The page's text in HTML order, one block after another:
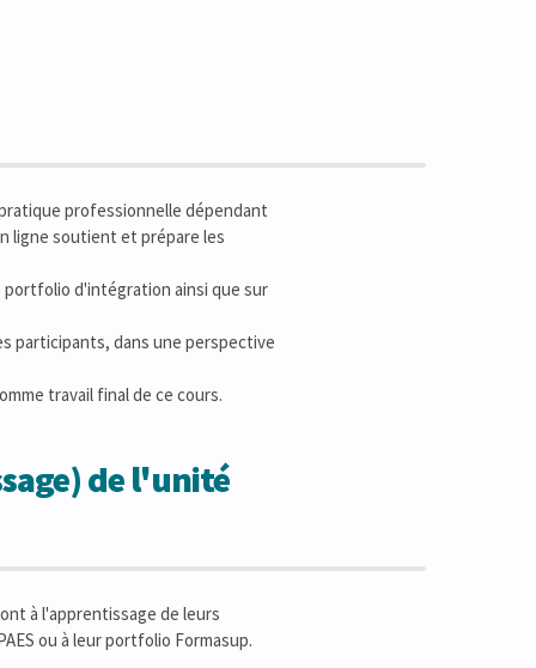
professionnelle dépendant
ligne soutient et prépare les
portfolio d'intégration ainsi que sur
participants, dans une perspective
travail final de ce cours.
de l'unité
à l'apprentissage de leurs
ou à leur portfolio Formasup.